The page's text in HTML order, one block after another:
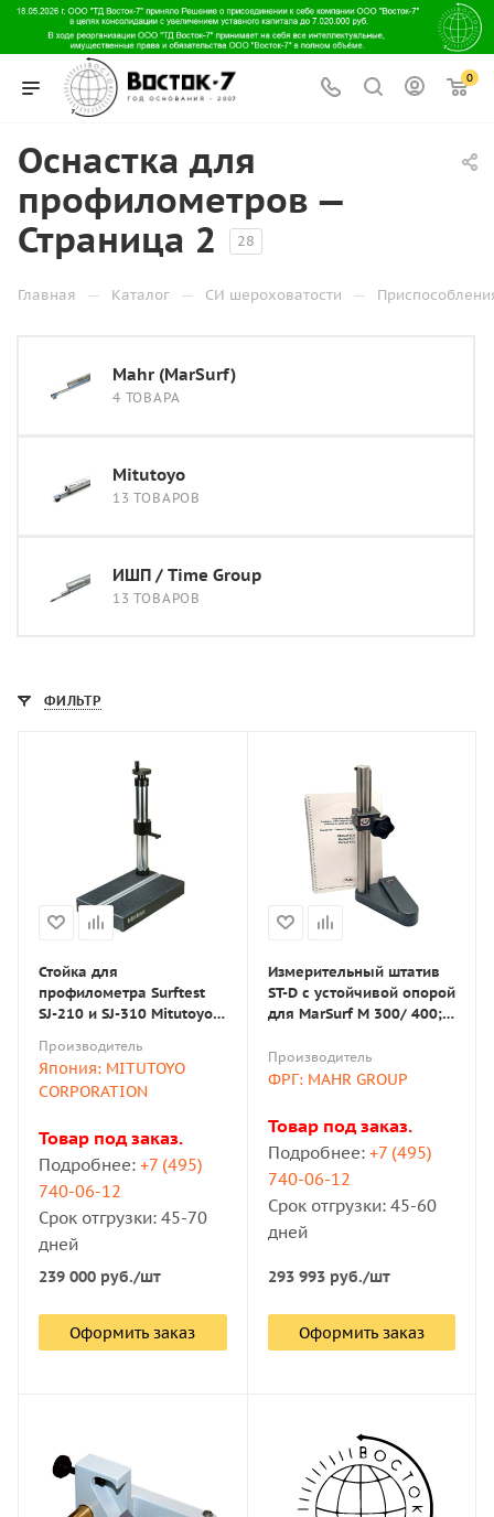
0
Оснастка для
профилометров —
Страница 2
28
Главная — Каталог — СИ шероховатости —
Mahr (MarSurf)
4 ТОВАРА
Mitutoyo
13 ТОВАРОВ
ИШП / Time Group
13 ТОВАРОВ
ФИЛЬТР
Стойка для
профилометра Surftest
SJ-210 и SJ-310 Mitutoyo
Производитель
Япония: MITUTOYO
CORPORATION
Товар под заказ.
Подробнее: +7 (495)
740-06-12
Срок отгрузки: 45-70
дней
239 000 руб./шт
Оформить заказ
Измерительный штатив
ST-D с устойчивой опорой
для MarSurf M 300/ 400;
Производитель
ФРГ: MAHR GROUP
Товар под заказ.
Подробнее: +7 (495)
740-06-12
Срок отгрузки: 45-60
дней
293 993руб./шт
Оформить заказ